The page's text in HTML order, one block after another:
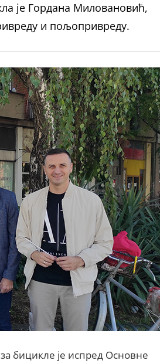
је Гордана Миловановић,
и пољопривреду.
бицикле је испред Основне